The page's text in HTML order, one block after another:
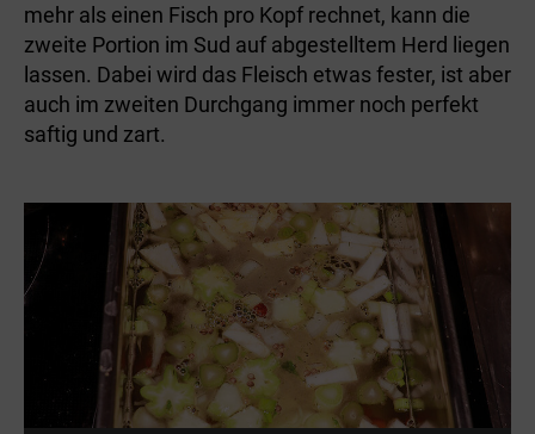
mehr als einen Fisch pro Kopf rechnet, kann die
zweite Portion im Sud auf abgestelltem Herd liegen
lassen. Dabei wird das Fleisch etwas fester, ist aber
auch im zweiten Durchgang immer noch perfekt
saftig und zart.